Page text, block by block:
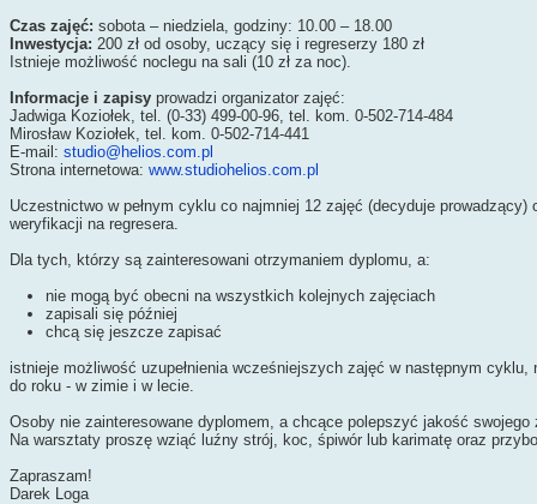
Czas zajęć: sobota – niedziela, godziny: 10.00 – 18.00
Inwestycja: 200 zł od osoby, uczący się i regreserzy 180 zł
Istnieje możliwość noclegu na sali (10 zł za noc).
Informacje i zapisy prowadzi organizator zajęć:
Jadwiga Koziołek, tel. (0-33) 499-00-96, tel. kom. 0-502-714-484
Mirosław Koziołek, tel. kom. 0-502-714-441
E-mail: studio@helios.com.pl
Strona internetowa: www.studiohelios.com.pl
Uczestnictwo w pełnym cyklu co najmniej 12 zajęć (decyduje
weryfikacji na regresera.
Dla tych, którzy są zainteresowani otrzymaniem dyplomu, a:
nie mogą być obecni na wszystkich kolejnych zajęciach
zapisali się później
chcą się jeszcze zapisać
istnieje możliwość uzupełnienia wcześniejszych zajęć w następnym
do roku - w zimie i w lecie.
Osoby nie zainteresowane dyplomem, a chcące polepszyć jakość
Na warsztaty proszę wziąć luźny strój, koc, śpiwór lub karimatę oraz
Zapraszam!
Darek Loga